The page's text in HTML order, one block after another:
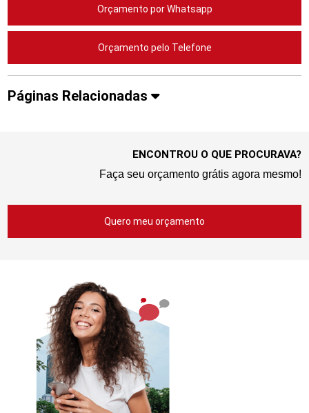
Orçamento por Whatsapp
Orçamento pelo Telefone
Páginas Relacionadas
ENCONTROU O QUE PROCURAVA?
Faça seu orçamento grátis agora mesmo!
Quero meu orçamento